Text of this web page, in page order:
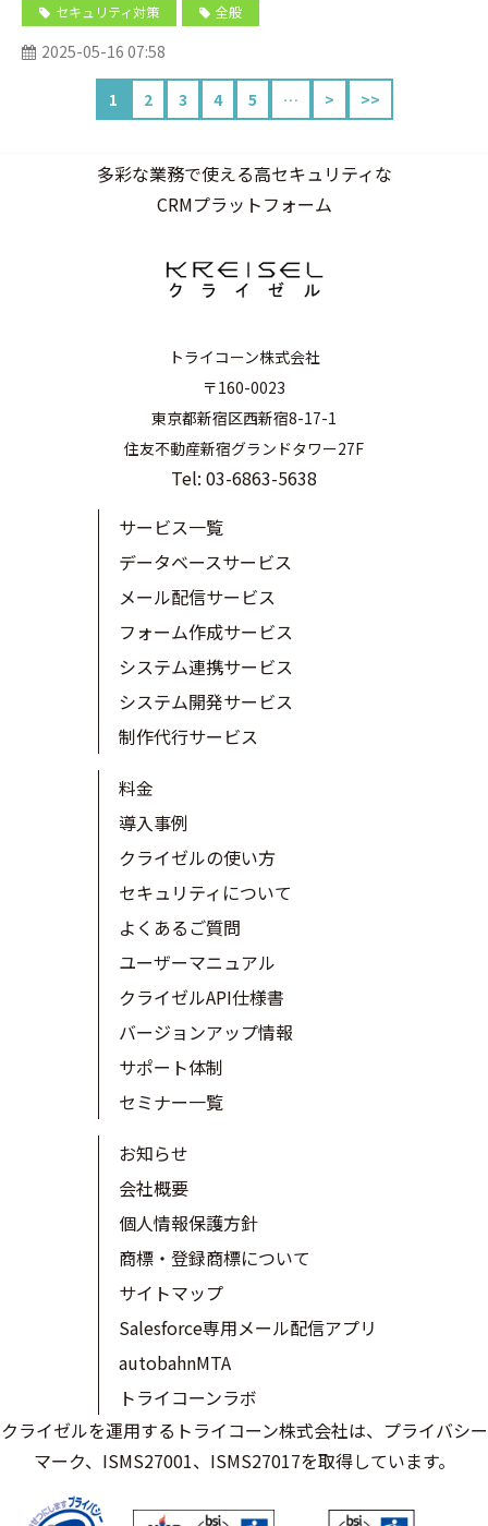
されますか？
セキュリティ対策 全般
2025-05-16 07:58
1 2 3 4 5 … > >>
多彩な業務で使える高セキュリティな
CRMプラットフォーム
トライコーン株式会社
〒160-0023
東京都新宿区西新宿8-17-1
住友不動産新宿グランドタワー27F
Tel: 03-6863-5638
サービス一覧
データベースサービス
メール配信サービス
フォーム作成サービス
システム連携サービス
システム開発サービス
制作代行サービス
料金
導入事例
クライゼルの使い方
セキュリティについて
よくあるご質問
ユーザーマニュアル
クライゼルAPI仕様書
バージョンアップ情報
サポート体制
セミナー一覧
お知らせ
会社概要
個人情報保護方針
商標・登録商標について
サイトマップ
Salesforce専用メール配信アプリ
autobahnMTA
トライコーンラボ
クライゼルを運用するトライコーン株式会社は、プライバシー
マーク、ISMS27001、ISMS27017を取得しています。